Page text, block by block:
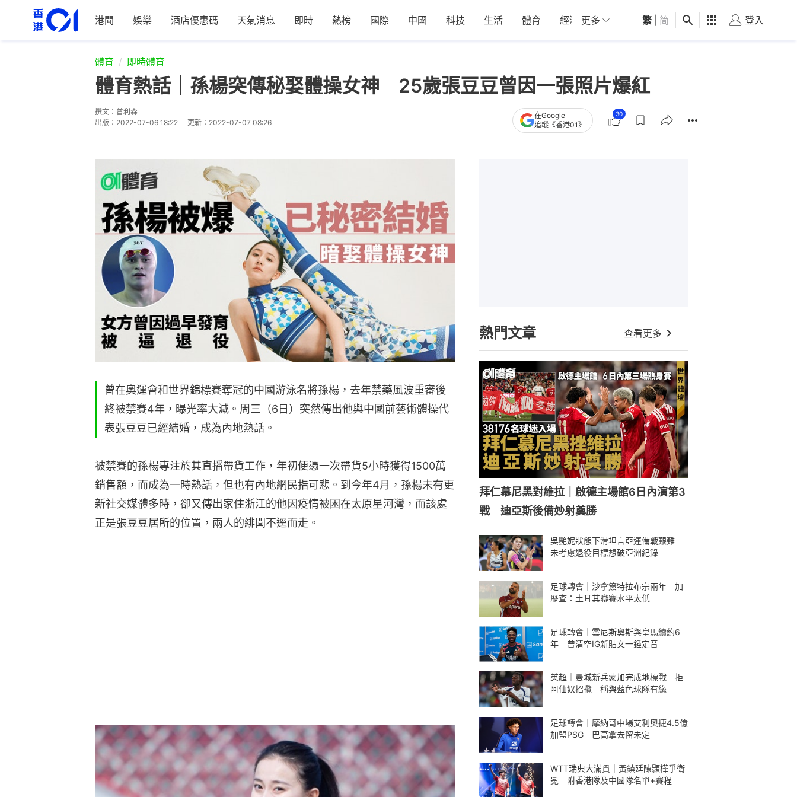
港聞 娛樂 酒店優惠碼 天氣消息 即時 熱榜 國際 中國 科技 生活 體育 經濟 01深圳 觀點 健康 好食玩飛
更多 繁 简 登入
體育 即時體育
體育熱話｜孫楊突傳秘娶體操女神 25歲張豆豆曾因一張照片爆紅
撰文： 普利森
出版： 2022-07-06 18:22 更新： 2022-07-07 08:26
在Google
追蹤《香港01》
30
曾在奧運會和世界錦標賽奪冠的中國游泳名將孫楊，去年禁藥風波重審後
終被禁賽4年，曝光率大減。周三（6日）突然傳出他與中國前藝術體操代
表張豆豆已經結婚，成為內地熱話。
被禁賽的孫楊專注於其直播帶貨工作，年初便憑一次帶貨5小時獲得1500萬
銷售額，而成為一時熱話，但也有內地網民指可悲。到今年4月，孫楊未有更
新社交媒體多時，卻又傳出家住浙江的他因疫情被困在太原星河灣，而該處
正是張豆豆居所的位置，兩人的緋聞不逕而走。
熱門文章 查看更多
拜仁慕尼黑對維拉｜啟德主場館6日內演第3
戰 迪亞斯後備妙射奠勝
吳艷妮狀態下滑坦言亞運備戰艱難
未考慮退役目標想破亞洲紀錄
足球轉會｜沙拿簽特拉布宗兩年 加
歷查：土耳其聯賽水平太低
足球轉會｜雲尼斯奧斯與皇馬續約6
年 曾清空IG新貼文一錘定音
英超｜曼城新兵蒙加完成地標戰 拒
阿仙奴招攬 稱與藍色球隊有緣
足球轉會｜摩納哥中場艾利奧捷4.5億
加盟PSG 巴高拿去留未定
WTT瑞典大滿貫｜黃鎮廷陳顥樺爭衛
冕 附香港隊及中國隊名單+賽程